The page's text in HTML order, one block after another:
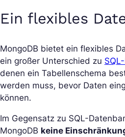
Ein flexibles
MongoDB bietet ein flexibles
ein großer Unterschied zu
denen ein Tabellenschema
werden muss, bevor Daten
können.
Im Gegensatz zu SQL-
MongoDB keine